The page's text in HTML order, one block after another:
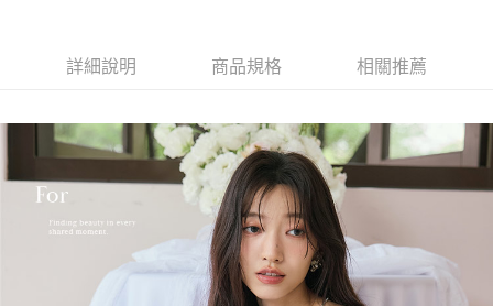
詳細說明 商品規格 相關推薦